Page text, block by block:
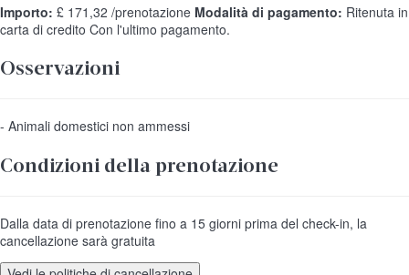
Importo: £ 171,32 /prenotazione Modalità di pagamento: Ritenuta in
carta di credito Con l'ultimo pagamento.
Osservazioni
- Animali domestici non ammessi
Condizioni della prenotazione
Dalla data di prenotazione fino a 15 giorni prima del check-in, la
cancellazione sarà gratuita